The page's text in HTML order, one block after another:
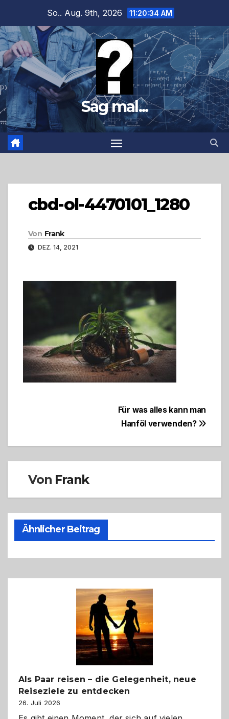
springen
So.. Aug. 9th, 2026 11:20:35 AM
Sag mal...
cbd-ol-4470101_1280
Von Frank
DEZ. 14, 2021
Beitragsnavigation
Für was alles kann man
Hanföl verwenden?
Von Frank
Ähnlicher Beitrag
Als Paar reisen – die Gelegenheit, neue
Reiseziele zu entdecken
26. Juli 2026